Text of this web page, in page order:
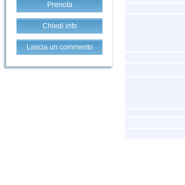
Prenota
Chiedi info
Lascia un commento